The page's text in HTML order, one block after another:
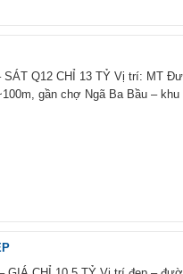
SÁT Q12 CHỈ 13 TỶ Vị trí: MT
gần chợ Ngã Ba Bầu –